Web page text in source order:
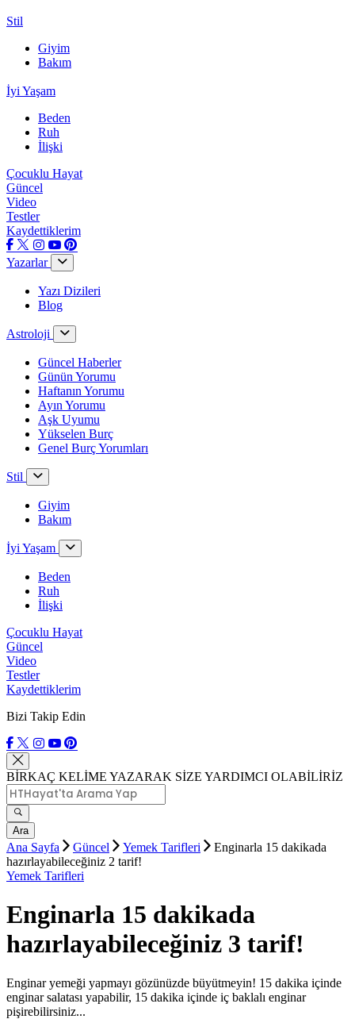
Stil
Giyim
Bakım
İyi Yaşam
Beden
Ruh
İlişki
Çocuklu Hayat
Güncel
Video
Testler
Kaydettiklerim
Yazarlar
Yazı Dizileri
Blog
Astroloji
Güncel Haberler
Günün Yorumu
Haftanın Yorumu
Ayın Yorumu
Aşk Uyumu
Yükselen Burç
Genel Burç Yorumları
Stil
Giyim
Bakım
İyi Yaşam
Beden
Ruh
İlişki
Çocuklu Hayat
Güncel
Video
Testler
Kaydettiklerim
Bizi Takip Edin
BİRKAÇ KELİME YAZARAK SİZE YARDIMCI OLABİLİRİZ
Ara
Ana Sayfa Güncel Yemek Tarifleri
Enginarla 15 dakikada
hazırlayabileceğiniz 2 tarif!
Yemek Tarifleri
Enginarla 15 dakikada
hazırlayabileceğiniz 3 tarif!
Enginar yemeği yapmayı gözünüzde büyütmeyin! 15 dakika içinde
enginar salatası yapabilir, 15 dakika içinde iç baklalı enginar
pişirebilirsiniz...